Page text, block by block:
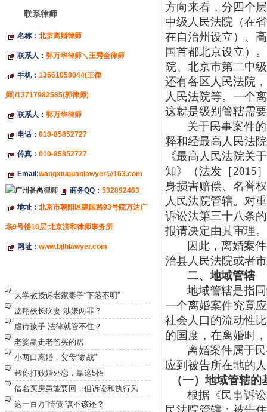
联系律师
名称： 北京离婚律师
联系人： 郭万华律师＼王秀全律师
手机： 13661058044(王律
师)/13717982585(郭律师)
联系人： 郭万华律师
电话： 010-85852727
传真： 010-85852727
Email:wangxiuquanlawyer@163.com
商务QQ： 532892463
地址： 北京市朝阳区建国路93号院万达广
场9号楼10层 北京济和律师事务所
网址： www.bjlhlawyer.com
大学教授诉老家妻子“下落不明”
蓝翔校长砍妻 涉嫌两罪？
虐待孩子 法律就管不住？
老婆赢走老爸买的房
小两口离婚，父母“参战”
帮你打败婚外恋，靠这5招
借名买房虽能要回，但诉讼和执行风
这一百万“情债”该不该还？
方向来看，分四个
中级人民法院（在
在自治州设立）、
国首都北京设立）
院、北京市第二中
还有各区人民法院
人民法院等。一个
这就是级别管辖需
关于民事案件
释和经最高人民法
《最高人民法院关
知》（法发［2015
身损害赔偿、名誉
人民法院管辖。对
诉讼法第三十八条
报请决定由其审理。
因此，离婚案
治县人民法院或者
二、地域管辖
地域管辖是指
一个离婚案件究竟
社会人口的流动性
的国度，在离婚时
离婚案件属于
应到被告所在地的
（一）地域管辖的
根据《民事诉